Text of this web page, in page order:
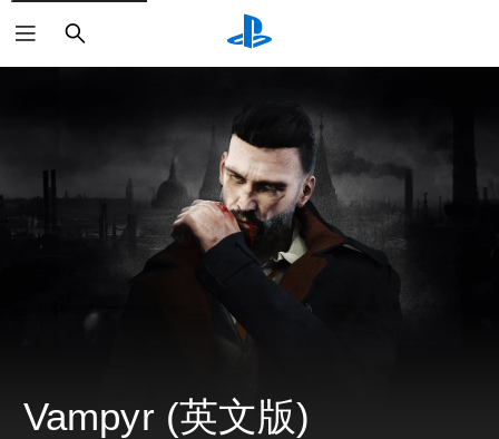
搜
尋
Vampyr (英文版)